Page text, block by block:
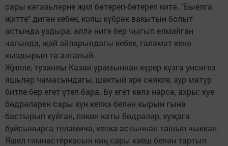
сары кәгазьләрне җил бөтереп-бөтереп китә. "Быелга
җитте" дигән кебек, кояш күбрәк вакытын болыт
астында уздыра, әллә нигә бер чыгып елмайган
чагында, җәй айларындагы кебек, галәмәт кенә
кыздырып та алгалый.
Җилле, тузанлы Казан урамыннан күрер күзгә унсигез
яшьләр чамасындагы, шактый эре сөякле, зур матур
битле бер егет үтеп бара. Бу егет көяз нәрсә, ахры: куе
бөдрәләрен сары күн кепка белән кырын гына
бастырып куйган, ләкин каты бөдрәләр, хуҗага
буйсынырга теләмичә, кепка астыннан ташып чыккан.
Яшел гимнастёркасын киң сары каеш белән тартып